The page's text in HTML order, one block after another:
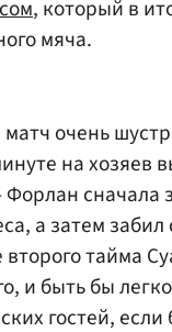
, который в
мяча.
очень
на хозяев
сначала
а затем
тайма
и быть бы
гостей,